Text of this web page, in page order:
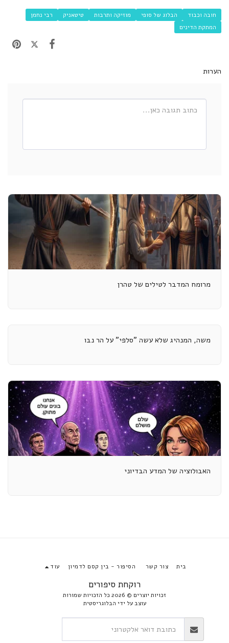
חובה וכבוד הבלוג של סופי מוזיקה ותרבות טיטאניק
רבי נחמן
המתקת הדינים
הערות
מרומח המדבר לטילים של טהרן
משה, המנהיג שלא עשה "סלפי" על הר נבו
האבולוציה של המדע הבדיוני
רוקחת סיפורים
זכויות יוצרים © 2026 כל הזכויות שמורות
עוצב על ידי הבלוגריסטית
בית צור קשר הסיפור - בין קסם לדמיון עוד